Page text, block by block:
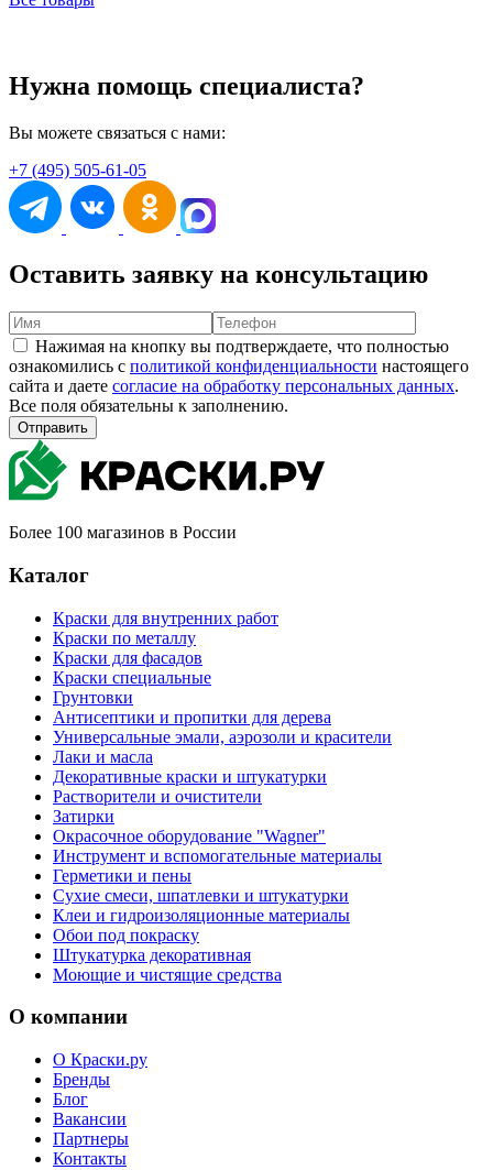
Нужна помощь специалиста?
Вы можете связаться с нами:
+7 (495) 505-61-05
Оставить заявку на консультацию
Нажимая на кнопку вы подтверждаете, что полностью
ознакомились с политикой конфиденциальности настоящего
сайта и даете согласие на обработку персональных данных.
Все поля обязательны к заполнению.
Отправить
Более 100 магазинов в России
Каталог
Краски для внутренних работ
Краски по металлу
Краски для фасадов
Краски специальные
Грунтовки
Антисептики и пропитки для дерева
Универсальные эмали, аэрозоли и красители
Лаки и масла
Декоративные краски и штукатурки
Растворители и очистители
Затирки
Окрасочное оборудование "Wagner"
Инструмент и вспомогательные материалы
Герметики и пены
Сухие смеси, шпатлевки и штукатурки
Клеи и гидроизоляционные материалы
Обои под покраску
Штукатурка декоративная
Моющие и чистящие средства
О компании
О Краски.ру
Бренды
Блог
Вакансии
Партнеры
Контакты